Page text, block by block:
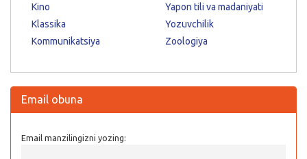
Kino
Klassika
Kommunikatsiya
Yapon tili va madaniyati
Yozuvchilik
Zoologiya
Email obuna
Email manzilingizni yozing: